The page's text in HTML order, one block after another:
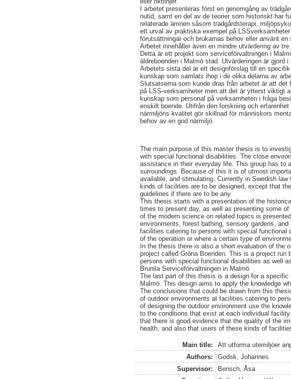
I arbetet presenteras först en genomgång av
nutid, samt en del av de teorier som historiskt har
relaterade ämnen såsom trädgårdsterapi,
ett urval av praktiska exempel på
förutsättningar och brukarnas behov eller använt
Arbetet innehåller även en mindre utvärdering av
Detta är ett projekt som serviceförvaltningen i
äldreboenden i Malmö stad. Utvärderingen är
Arbetets sista del är ett designförslag till en
kunskap som samlats ihop i de olika delarna av
Slutsatserna som kunde dras från arbetet är att
på LSS-verksamheter men att det är ytterst viktigt
kunskap som personal på verksamheten i fråga
enskilt boende. Utifrån den forskning och
närmiljöns kvalitet gör skillnad för människors
behov av en god närmiljö.
The main purpose of this master thesis is to
with special functional disabilities. The close
assistance in their everyday life. This group has to
surroundings. Because of this it is of utmost
available, and stimulating. Currently in Swedish
kinds of facilities are to be designed, except that
guidelines if there are to be any.
This thesis starts with a presentation of the
times to present day, as well as presenting some
of the modern science on related topics is
environments, forest bathing, sensory gardens,
facilities catering to persons with special functional
of the operation or where a certain type of
In the thesis there is also a short evaluation of the
project called Gröna Boenden. This is a project
persons with special functional disabilities as well
Brunila Serviceförvaltningen in Malmö.
The last part of this thesis is a design for a
Malmö. This design aims to apply the knowledge
The conclusions that could be drawn from this
of outdoor environments at facilities catering to
of designing the outdoor environment use the
to the conditions that exist at each individual
that there is good evidence that the quality of the
health, and also that users of these kinds of
Main title:
Att utforma utemiljöer
Authors:
Godsk, Johannes
Supervisor:
Bensch, Åsa